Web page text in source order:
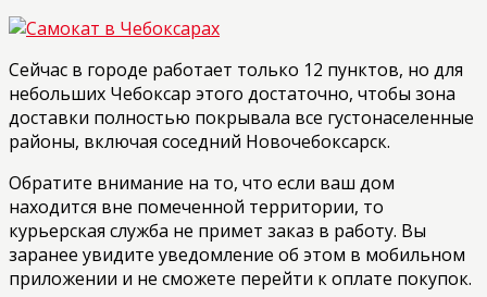
Сейчас в городе работает только 12 пунктов, но для
небольших Чебоксар этого достаточно, чтобы зона
доставки полностью покрывала все густонаселенные
районы, включая соседний Новочебоксарск.
Обратите внимание на то, что если ваш дом
находится вне помеченной территории, то
курьерская служба не примет заказ в работу. Вы
заранее увидите уведомление об этом в мобильном
приложении и не сможете перейти к оплате покупок.